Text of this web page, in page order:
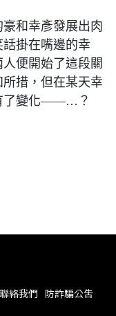
和幸彥發展出肉
掛在嘴邊的幸
便開始了這段關
措，但在某天幸
了變化——…？
聯絡我們 防詐騙公告